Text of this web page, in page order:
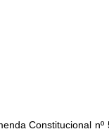
Constitucional